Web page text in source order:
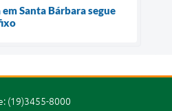
Santa Bárbara segue
(19)3455-8000